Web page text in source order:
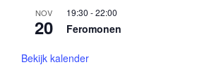
NOV
20
19:30 -22:00
Feromonen
Bekijk kalender